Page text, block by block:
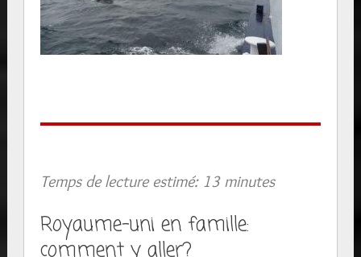
Temps de lecture estimé: 13 minutes
Royaume-uni en famille: